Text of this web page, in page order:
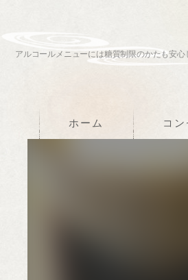
アルコールメニューには糖質制限のかたも安
ホーム コン